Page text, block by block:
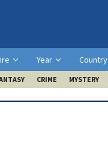
Year Country
CRIME MYSTERY